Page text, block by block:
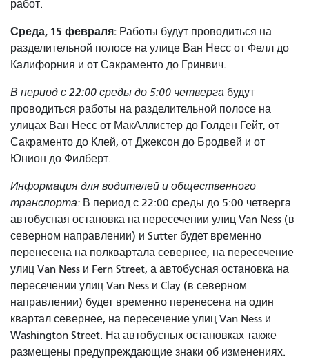
работ.
Среда, 15 февраля: Работы будут проводиться на
разделительной полосе на улице Ван Несс от Фелл до
Калифорния и от Сакраменто до Гринвич.
В период с 22:00 среды до 5:00 четверга будут
проводиться работы на разделительной полосе на
улицах Ван Несс от МакАллистер до Голден Гейт, от
Сакраменто до Клей, от Джексон до Бродвей и от
Юнион до Филберт.
Информация для водителей и общественного
транспорта: В период с 22:00 среды до 5:00 четверга
автобусная остановка на пересечении улиц Van Ness (в
северном направлении) и Sutter будет временно
перенесена на полквартала севернее, на пересечение
улиц Van Ness и Fern Street, а автобусная остановка на
пересечении улиц Van Ness и Clay (в северном
направлении) будет временно перенесена на один
квартал севернее, на пересечение улиц Van Ness и
Washington Street. На автобусных остановках также
размещены предупреждающие знаки об изменениях.